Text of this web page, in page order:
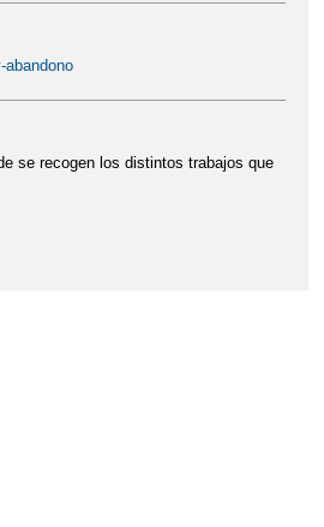
se recogen los distintos trabajos que